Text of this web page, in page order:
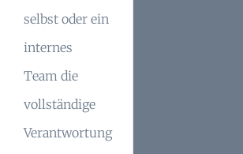
selbst oder ein
internes
Team die
vollständige
Verantwortung